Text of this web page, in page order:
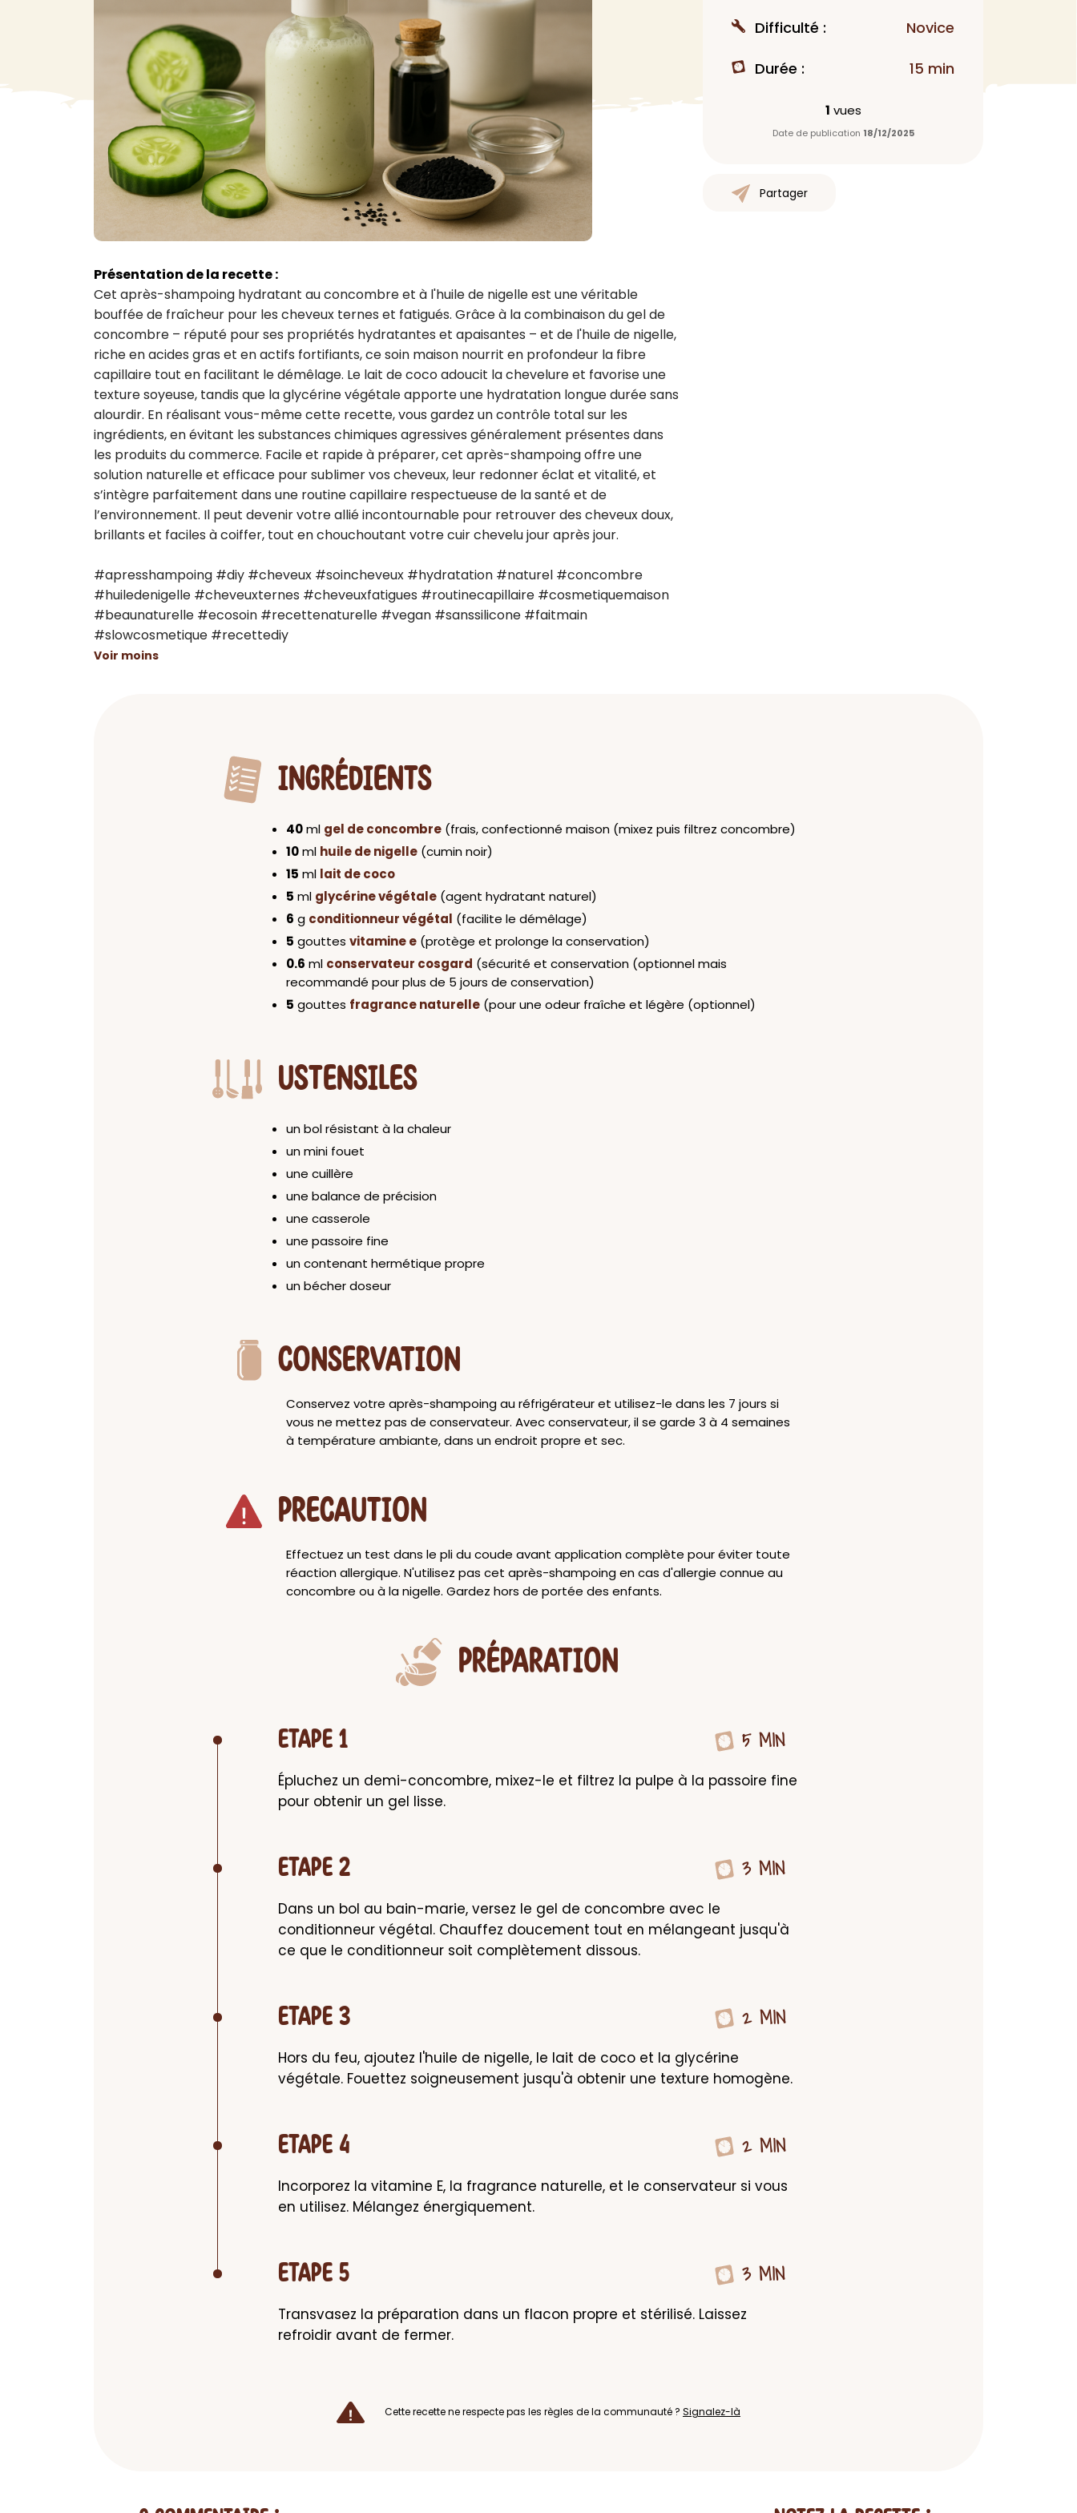
VAISELLE
Liquide Vaiselle
Entretien Lave Vaiselle
Autre
> Voir tout
Spécial Covid
Automobile
Insecticide
Objet
Autre
> Voir tout
Huile de bain
Pain moussant
Bombe de bain
Autre
> Voir tout
Spray corporel
MAQUILLAGE
Rouge à lèvres
Fond de teint
Anti-cerne
Yeux
Highlighter
Présentation de la recette :
Cet après-shampoing hydratant au concombre et à l'huile de nigelle est une véritable
bouffée de fraîcheur pour les cheveux ternes et fatigués. Grâce à la combinaison du gel de
concombre – réputé pour ses propriétés hydratantes et apaisantes – et de l'huile de nigelle,
riche en acides gras et en actifs fortifiants, ce soin maison nourrit en profondeur la fibre
capillaire tout en facilitant le démêlage. Le lait de coco adoucit la chevelure et favorise une
texture soyeuse, tandis que la glycérine végétale apporte une hydratation longue durée sans
alourdir. En réalisant vous-même cette recette, vous gardez un contrôle total sur les
ingrédients, en évitant les substances chimiques agressives généralement présentes dans
les produits du commerce. Facile et rapide à préparer, cet après-shampoing offre une
solution naturelle et efficace pour sublimer vos cheveux, leur redonner éclat et vitalité, et
s’intègre parfaitement dans une routine capillaire respectueuse de la santé et de
l’environnement. Il peut devenir votre allié incontournable pour retrouver des cheveux doux,
brillants et faciles à coiffer, tout en chouchoutant votre cuir chevelu jour après jour.
#apresshampoing #diy #cheveux #soincheveux #hydratation #naturel #concombre
#huiledenigelle #cheveuxternes #cheveuxfatigues #routinecapillaire #cosmetiquemaison
#beaunaturelle #ecosoin #recettenaturelle #vegan #sanssilicone #faitmain
#slowcosmetique #recettediy
Voir moins
Difficulté : Novice
Durée : 15 min
1 vues
Date de publication 18/12/2025
Partager
INGRÉDIENTS
40ml gel de concombre (frais, confectionné maison (mixez puis filtrez concombre)
10ml huile de nigelle (cumin noir)
15 ml lait de coco
5 ml glycérine végétale (agent hydratant naturel)
6 g conditionneur végétal (facilite le démêlage)
5 gouttes vitamine e (protège et prolonge la conservation)
0.6 ml conservateur cosgard (sécurité et conservation (optionnel mais
recommandé pour plus de 5 jours de conservation)
5 gouttes fragrance naturelle (pour une odeur fraîche et légère (optionnel)
USTENSILES
un bol résistant à la chaleur
un mini fouet
une cuillère
une balance de précision
une casserole
une passoire fine
un contenant hermétique propre
un bécher doseur
CONSERVATION
Conservez votre après-shampoing au réfrigérateur et utilisez-le dans les 7 jours si
vous ne mettez pas de conservateur. Avec conservateur, il se garde 3 à 4 semaines
à température ambiante, dans un endroit propre et sec.
PRECAUTION
Effectuez un test dans le pli du coude avant application complète pour éviter toute
réaction allergique. N'utilisez pas cet après-shampoing en cas d'allergie connue au
concombre ou à la nigelle. Gardez hors de portée des enfants.
PRÉPARATION
ETAPE 1 5 MIN
Épluchez un demi-concombre, mixez-le et filtrez la pulpe à la passoire fine
pour obtenir un gel lisse.
ETAPE 2 3 MIN
Dans un bol au bain-marie, versez le gel de concombre avec le
conditionneur végétal. Chauffez doucement tout en mélangeant jusqu'à
ce que le conditionneur soit complètement dissous.
ETAPE 3 2 MIN
Hors du feu, ajoutez l'huile de nigelle, le lait de coco et la glycérine
végétale. Fouettez soigneusement jusqu'à obtenir une texture homogène.
ETAPE 4 2 MIN
Incorporez la vitamine E, la fragrance naturelle, et le conservateur si vous
en utilisez. Mélangez énergiquement.
ETAPE 5 3 MIN
Transvasez la préparation dans un flacon propre et stérilisé. Laissez
refroidir avant de fermer.
Cette recette ne respecte pas les règles de la communauté ? Signalez-là